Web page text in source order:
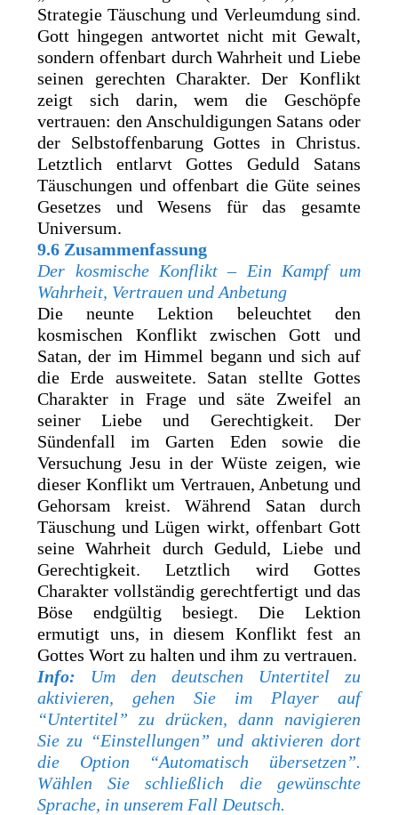
Strategie Täuschung und Verleumdung sind.
Gott hingegen antwortet nicht mit Gewalt,
sondern offenbart durch Wahrheit und Liebe
seinen gerechten Charakter. Der Konflikt
zeigt sich darin, wem die Geschöpfe
vertrauen: den Anschuldigungen Satans oder
der Selbstoffenbarung Gottes in Christus.
Letztlich entlarvt Gottes Geduld Satans
Täuschungen und offenbart die Güte seines
Gesetzes und Wesens für das gesamte
Universum.
9.6 Zusammenfassung
Der kosmische Konflikt – Ein Kampf um
Wahrheit, Vertrauen und Anbetung
Die neunte Lektion beleuchtet den
kosmischen Konflikt zwischen Gott und
Satan, der im Himmel begann und sich auf
die Erde ausweitete. Satan stellte Gottes
Charakter in Frage und säte Zweifel an
seiner Liebe und Gerechtigkeit. Der
Sündenfall im Garten Eden sowie die
Versuchung Jesu in der Wüste zeigen, wie
dieser Konflikt um Vertrauen, Anbetung und
Gehorsam kreist. Während Satan durch
Täuschung und Lügen wirkt, offenbart Gott
seine Wahrheit durch Geduld, Liebe und
Gerechtigkeit. Letztlich wird Gottes
Charakter vollständig gerechtfertigt und das
Böse endgültig besiegt. Die Lektion
ermutigt uns, in diesem Konflikt fest an
Gottes Wort zu halten und ihm zu vertrauen.
Info: Um den deutschen Untertitel zu
aktivieren, gehen Sie im Player auf
“Untertitel” zu drücken, dann navigieren
Sie zu “Einstellungen” und aktivieren dort
die Option “Automatisch übersetzen”.
Wählen Sie schließlich die gewünschte
Sprache, in unserem Fall Deutsch.